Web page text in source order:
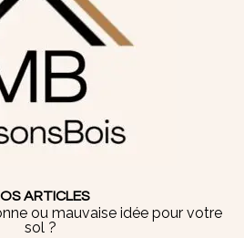
ARTICLES
ou mauvaise idée pour votre
sol ?